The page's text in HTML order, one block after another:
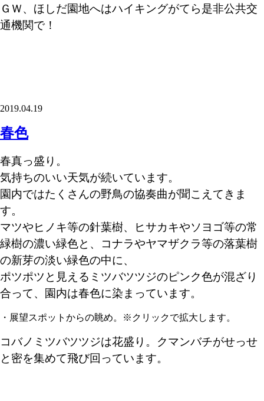
ＧＷ、ほしだ園地へはハイキングがてら是非公共交
通機関で！
2019.04.19
春色
春真っ盛り。
気持ちのいい天気が続いています。
園内ではたくさんの野鳥の協奏曲が聞こえてきま
す。
マツやヒノキ等の針葉樹、ヒサカキやソヨゴ等の常
緑樹の濃い緑色と、コナラやヤマザクラ等の落葉樹
の新芽の淡い緑色の中に、
ポツポツと見えるミツバツツジのピンク色が混ざり
合って、園内は春色に染まっています。
・展望スポットからの眺め。※クリックで拡大します。
コバノミツバツツジは花盛り。クマンバチがせっせ
と密を集めて飛び回っています。